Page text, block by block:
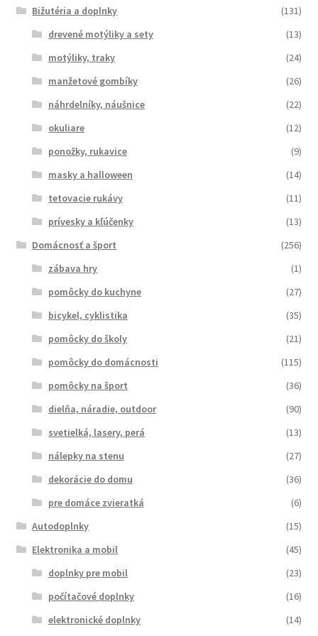
Bižutéria a doplnky
(131)
drevené motýliky a sety
(13)
motýliky, traky
(24)
manžetové gombíky
(26)
náhrdelníky, náušnice
(22)
okuliare
(12)
ponožky, rukavice
(9)
masky a halloween
(14)
tetovacie rukávy
(11)
prívesky a kľúčenky
(13)
Domácnosť a šport
(256)
zábava hry
(1)
pomôcky do kuchyne
(27)
bicykel, cyklistika
(35)
pomôcky do školy
(21)
pomôcky do domácnosti
(115)
pomôcky na šport
(36)
dielňa, náradie, outdoor
(90)
svetielká, lasery, perá
(13)
nálepky na stenu
(27)
dekorácie do domu
(36)
pre domáce zvieratká
(6)
Autodoplnky
(15)
Elektronika a mobil
(45)
doplnky pre mobil
(23)
počítačové doplnky
(16)
elektronické doplnky
(14)